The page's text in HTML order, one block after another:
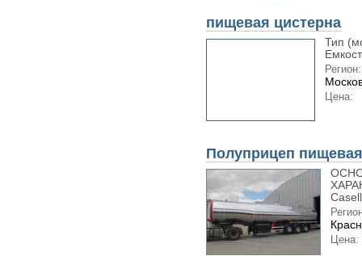
пищевая цистерна
Тип
Регион:
Цена:
Полуприцеп
Цена: